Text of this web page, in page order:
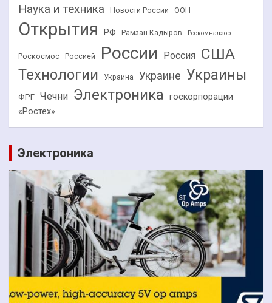
Наука и техника Новости России ООН
Открытия РФ Рамзан Кадыров Роскомнадзор
Роскосмос Россией России Россия США
Технологии Украина Украине Украины
ФРГ Чечни Электроника госкорпорации
«Ростех»
Электроника